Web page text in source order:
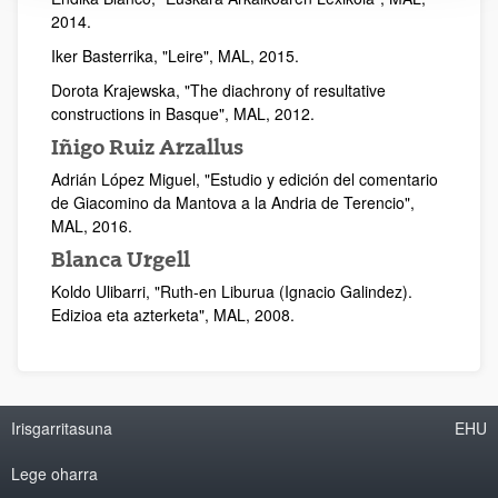
2014.
Iker Basterrika, "Leire", MAL, 2015.
Dorota Krajewska, "The diachrony of resultative
constructions in Basque", MAL, 2012.
Iñigo Ruiz Arzallus
Adrián López Miguel, "Estudio y edición del comentario
de Giacomino da Mantova a la Andria de Terencio",
MAL, 2016.
Blanca Urgell
Koldo Ulibarri, "Ruth-en Liburua (Ignacio Galindez).
Edizioa eta azterketa", MAL, 2008.
Irisgarritasuna
Lege oharra
EHU